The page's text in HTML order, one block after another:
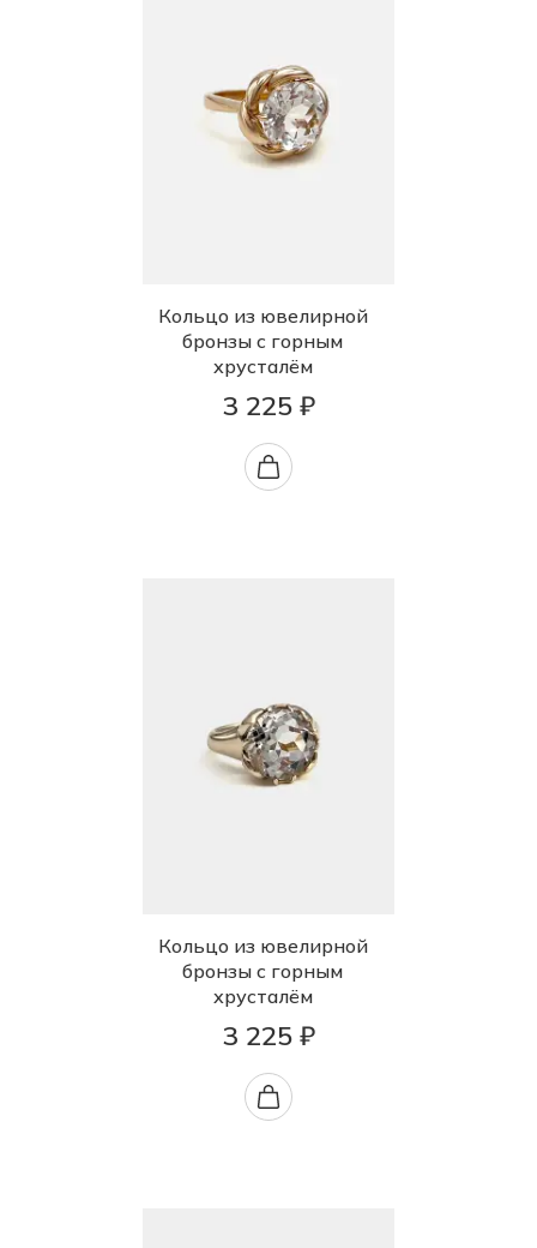
Кольцо из ювелирной
бронзы с горным
хрусталём
3 225 ₽
Кольцо из ювелирной
бронзы с горным
хрусталём
3 225 ₽